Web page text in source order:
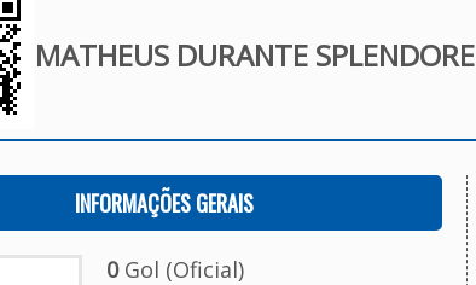
MATHEUS DURANTE SPLENDORE
INFORMAÇÕES GERAIS
0Gol (Oficial)